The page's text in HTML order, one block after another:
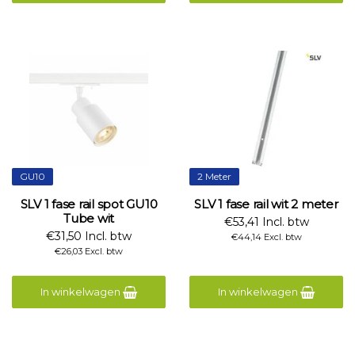
GU10
SLV 1 fase rail spot GU10
Tube wit
€31,50 Incl. btw
€26,03 Excl. btw
In winkelwagen
2 Meter
SLV 1 fase rail wit 2 meter
€53,41 Incl. btw
€44,14 Excl. btw
In winkelwagen